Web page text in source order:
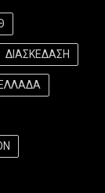
ΔΙΑΣΚΕΔΑΣΗ
ΕΛΛΑΔΑ